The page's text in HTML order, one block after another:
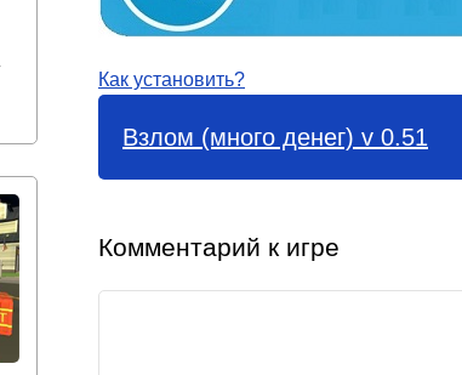
Как установить?
Взлом (много денег) v 0.51
Комментарий к игре